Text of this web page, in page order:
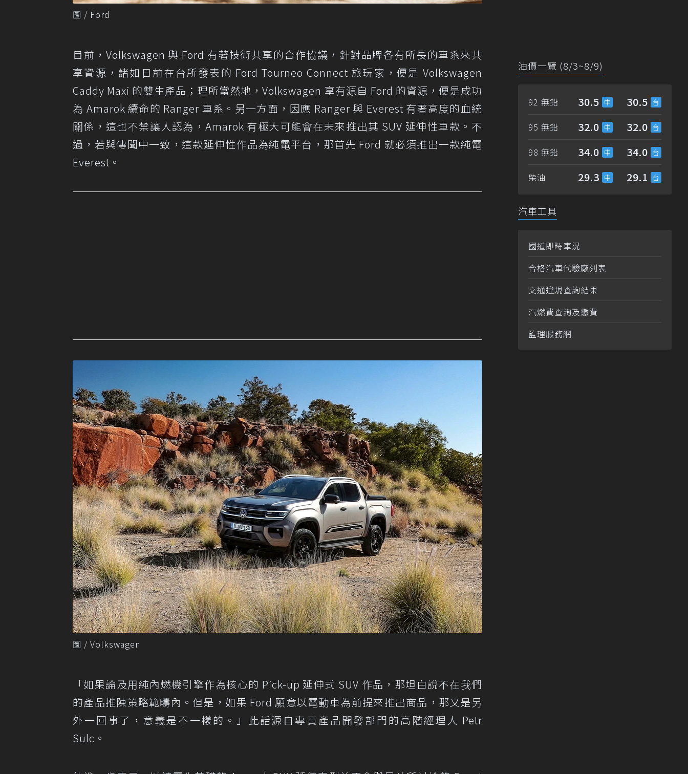
圖 / Ford
目前，Volkswagen 與 Ford 有著技術共享的合作協議，針對品牌各有所長的車系來共
享資源，諸如日前在台所發表的 Ford Tourneo Connect 旅玩家，便是 Volkswagen
Caddy Maxi 的雙生產品；理所當然地，Volkswagen 享有源自 Ford 的資源，便是成功
為 Amarok 續命的 Ranger 車系。另一方面，因應 Ranger 與 Everest 有著高度的血統
關係，這也不禁讓人認為，Amarok 有極大可能會在未來推出其 SUV 延伸性車款。不
過，若與傳聞中一致，這款延伸性作品為純電平台，那首先 Ford 就必須推出一款純電
Everest。
圖 / Volkswagen
「如果論及用純內燃機引擎作為核心的 Pick-up 延伸式 SUV 作品，那坦白說不在我們
的產品推陳策略範疇內。但是，如果 Ford 願意以電動車為前提來推出商品，那又是另
外一回事了，意義是不一樣的。」此話源自專責產品開發部門的高階經理人 Petr
Sulc。
油價一覽 (8/3~8/9)
92 無鉛 30.5 30.5
95 無鉛 32.0 32.0
98 無鉛 34.0 34.0
柴油 29.3 29.1
汽車工具
國道即時車況
合格汽車代驗廠列表
交通違規查詢結果
汽燃費查詢及繳費
監理服務網